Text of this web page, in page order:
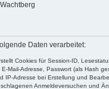
Daten verarbeitet:
Cookies für Session-ID,
Mail-Adresse, Passwort (als Hash
IP-Adresse bei Erstellung und
Anmeldeversuchen und